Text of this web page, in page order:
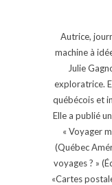
Autrice,
machine à
Julie
exploratrice.
québécois et
Elle a publié
« Voyager
(Québec
voyages ? »
«Cartes